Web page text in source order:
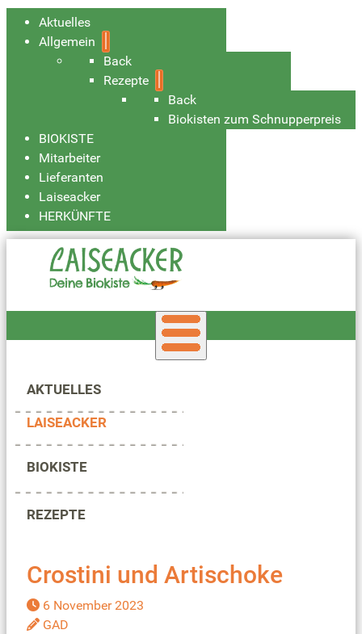
Aktuelles
Allgemein
Back
Rezepte
Back
Biokisten zum Schnupperpreis
BIOKISTE
Mitarbeiter
Lieferanten
Laiseacker
HERKÜNFTE
AKTUELLES
LAISEACKER
BIOKISTE
REZEPTE
Crostini und Artischoke
6 November 2023
GAD